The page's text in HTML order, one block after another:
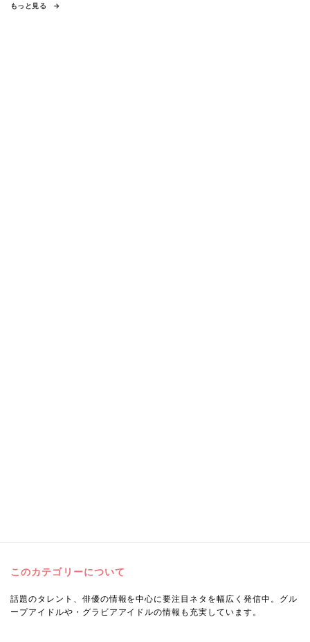
もっと見る
このカテゴリーについて
話題のタレント、俳優の情報を中心に要注目ネタを幅広く発信中。グル
ープアイドルや・グラビアアイドルの情報も充実しています。